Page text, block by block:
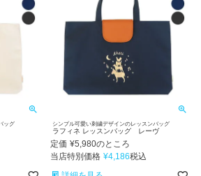
ッグ シンプル可愛い刺繍デザインのレッスンバッグ
ラフィネ レッスンバッグ レーヴ
定価 ¥5,980のところ
当店特別価格 ¥4,186税込